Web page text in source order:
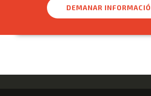
DEMANAR INFORMACIÓ